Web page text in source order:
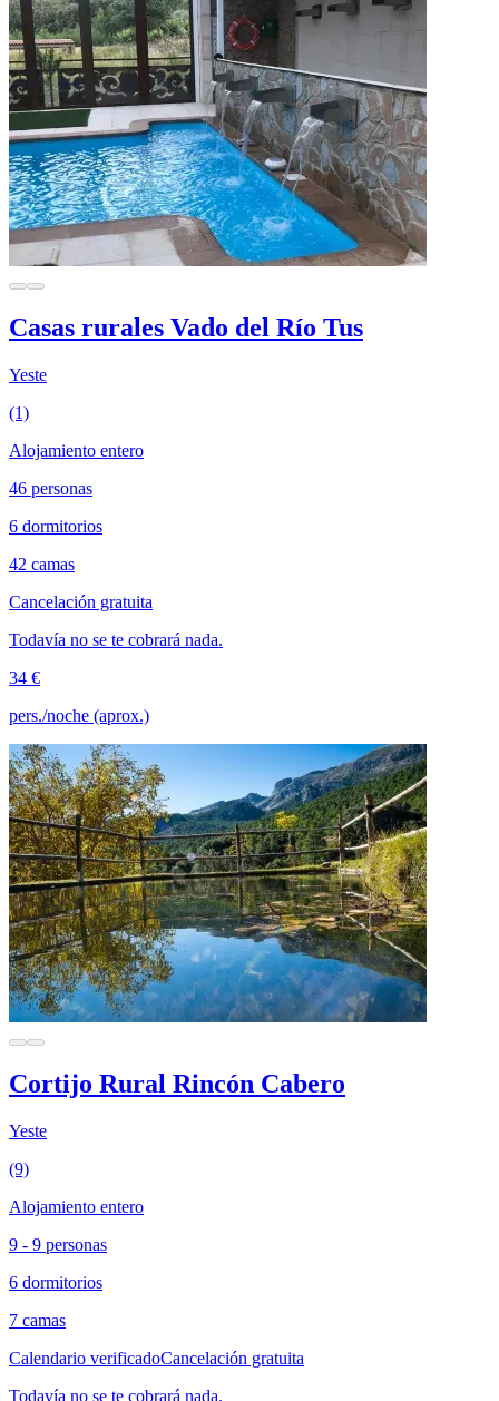
Casas rurales Vado del Río Tus
Yeste
(1)
Alojamiento entero
46 personas
6 dormitorios
42 camas
Cancelación gratuita
Todavía no se te cobrará nada.
34 €
pers./noche (aprox.)
Cortijo Rural Rincón Cabero
Yeste
(9)
Alojamiento entero
9 - 9 personas
6 dormitorios
7 camas
Calendario verificadoCancelación gratuita
Todavía no se te cobrará nada.